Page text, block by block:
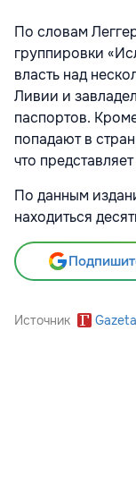
По словам
группировки
власть над
Ливии и
паспортов.
попадают в
что
По данным
находиться
Источник Gazeta